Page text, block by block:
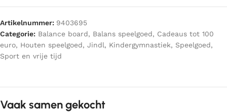
Artikelnummer: 9403695
Categorie: Balance board, Balans speelgoed, Cadeaus tot 100
euro, Houten speelgoed, Jindl, Kindergymnastiek, Speelgoed,
Sport en vrije tijd
Vaak samen gekocht